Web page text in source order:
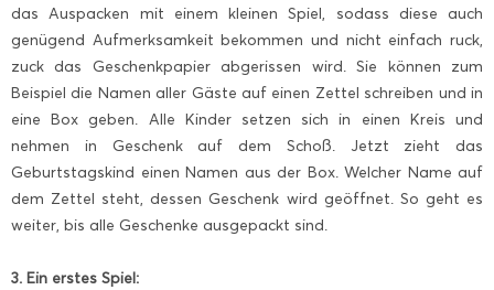
das Auspacken mit einem kleinen Spiel, sodass diese auch
genügend Aufmerksamkeit bekommen und nicht einfach ruck,
zuck das Geschenkpapier abgerissen wird. Sie können zum
Beispiel die Namen aller Gäste auf einen Zettel schreiben und in
eine Box geben. Alle Kinder setzen sich in einen Kreis und
nehmen in Geschenk auf dem Schoß. Jetzt zieht das
Geburtstagskind einen Namen aus der Box. Welcher Name auf
dem Zettel steht, dessen Geschenk wird geöffnet. So geht es
weiter, bis alle Geschenke ausgepackt sind.
3. Ein erstes Spiel: